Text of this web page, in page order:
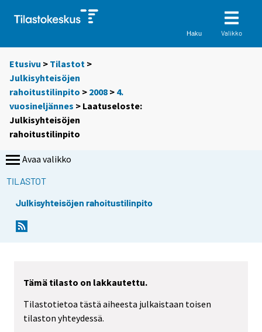
Haku Valikko
Etusivu > Tilastot >
Julkisyhteisöjen
rahoitustilinpito > 2008 > 4.
vuosineljännes > Laatuseloste:
Julkisyhteisöjen
rahoitustilinpito
Avaa valikko
TILASTOT
Julkisyhteisöjen rahoitustilinpito
Tämä tilasto on lakkautettu.
Tilastotietoa tästä aiheesta julkaistaan toisen
tilaston yhteydessä.